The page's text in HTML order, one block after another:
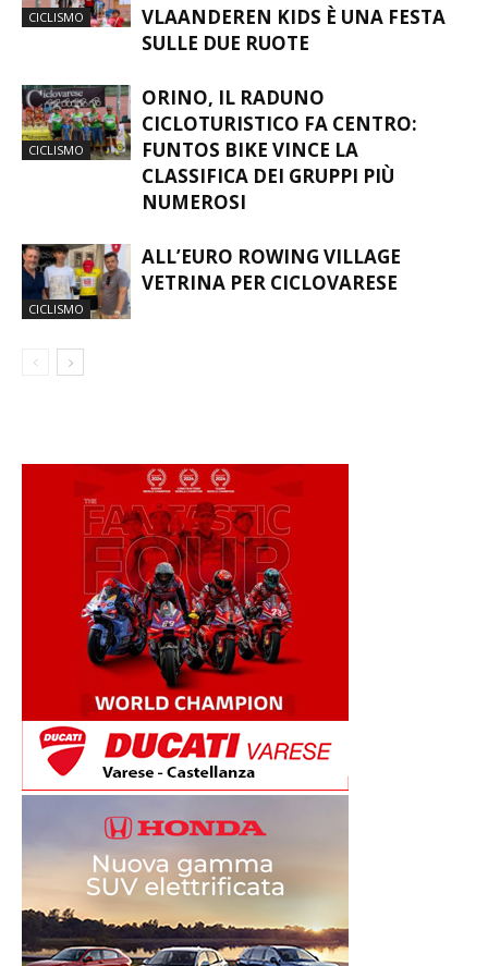
CICLISMO
VLAANDEREN KIDS È UNA FESTA
SULLE DUE RUOTE
CICLISMO
ORINO, IL RADUNO
CICLOTURISTICO FA CENTRO:
FUNTOS BIKE VINCE LA
CLASSIFICA DEI GRUPPI PIÙ
NUMEROSI
CICLISMO
ALL’EURO ROWING VILLAGE
VETRINA PER CICLOVARESE